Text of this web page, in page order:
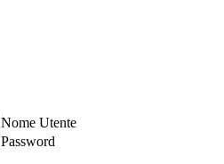
Nome Utente
Password